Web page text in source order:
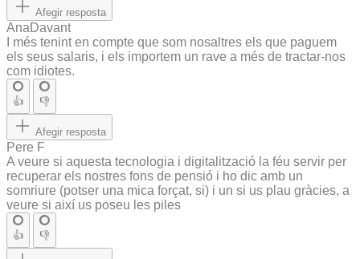
Afegir resposta
AnaDavant
I més tenint en compte que som nosaltres els que paguem
els seus salaris, i els importem un rave a més de tractar-nos
com idiotes.
👍 👎
Afegir resposta
Pere F
A veure si aquesta tecnologia i digitalització la féu servir per
recuperar els nostres fons de pensió i ho dic amb un
somriure (potser una mica forçat, si) i un si us plau gràcies, a
veure si així us poseu les piles
👍 👎